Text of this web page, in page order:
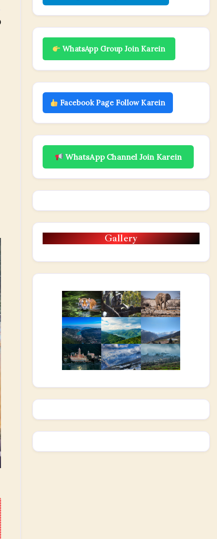
WhatsApp Group Join Karein
Facebook Page Follow Karein
WhatsApp Channel Join Karein
Gallery